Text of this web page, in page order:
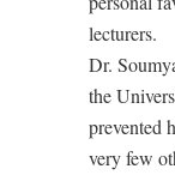
lecturers.
Dr.
the
prevented
very few